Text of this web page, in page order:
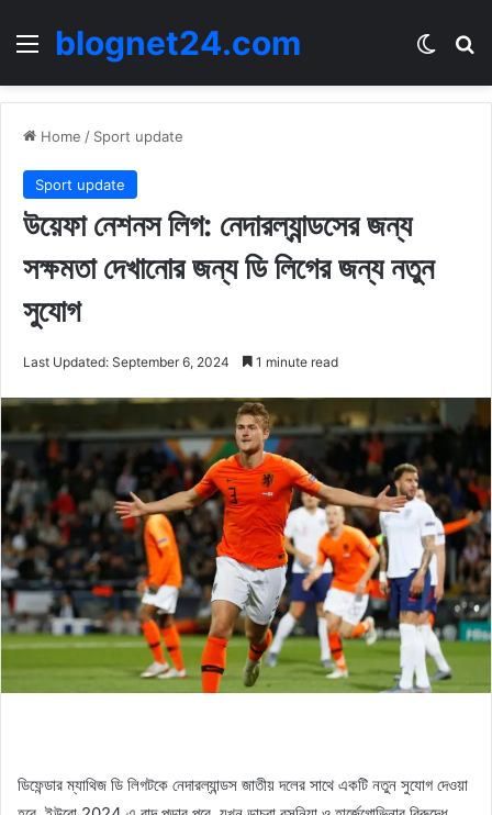
Menublognet24.com
Home / Sport update
Sport update
উয়েফা নেশনস লিগ: নেদারল্যান্ডসের জন্য
সক্ষমতা দেখানোর জন্য ডি লিগের জন্য নতুন
সুযোগ
Last Updated: September 6, 2024 1 minute read
ডিফেন্ডার ম্যাথিজ ডি লিগটকে নেদারল্যান্ডস জাতীয় দলের সাথে একটি নতুন সুযোগ দেওয়া